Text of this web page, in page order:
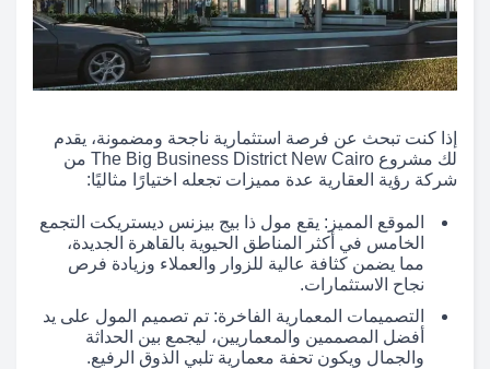
إذا كنت تبحث عن فرصة استثمارية ناجحة ومضمونة، يقدم
لك مشروع The Big Business District New Cairo من
شركة رؤية العقارية عدة مميزات تجعله اختيارًا مثاليًا:
الموقع المميز: يقع مول ذا بيج بيزنس ديستريكت التجمع
الخامس في أكثر المناطق الحيوية بالقاهرة الجديدة،
مما يضمن كثافة عالية للزوار والعملاء وزيادة فرص
نجاح الاستثمارات.
التصميمات المعمارية الفاخرة: تم تصميم المول على يد
أفضل المصممين والمعماريين، ليجمع بين الحداثة
والجمال ويكون تحفة معمارية تلبي الذوق الرفيع.